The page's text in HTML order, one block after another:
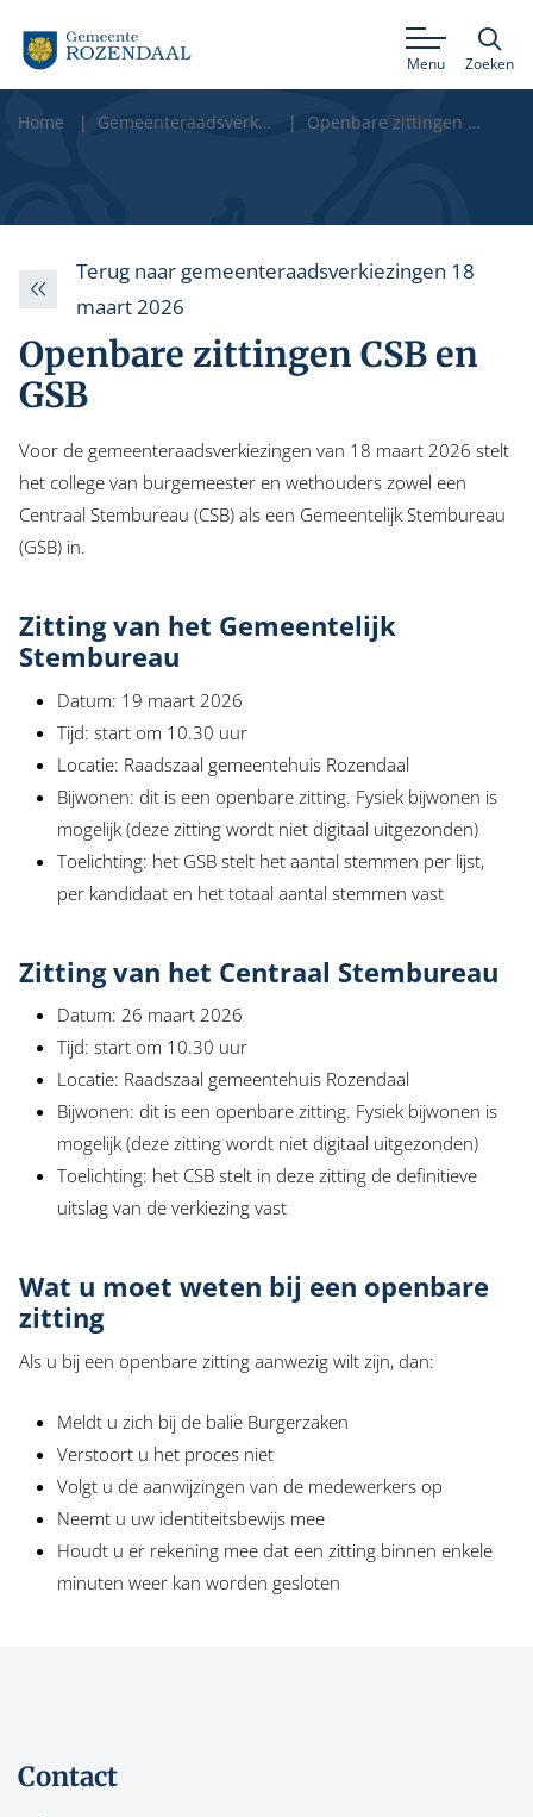
Menu Zoeken
Home Gemeenteraadsverkiezingen 18 maart 2026 Openbare zittingen CSB en GSB
Terug naar gemeenteraadsverkiezingen 18
maart 2026
Openbare zittingen CSB en
GSB
Voor de gemeenteraadsverkiezingen van 18 maart 2026 stelt
het college van burgemeester en wethouders zowel een
Centraal Stembureau (CSB) als een Gemeentelijk Stembureau
(GSB) in.
Zitting van het Gemeentelijk
Stembureau
Datum: 19 maart 2026
Tijd: start om 10.30 uur
Locatie: Raadszaal gemeentehuis Rozendaal
Bijwonen: dit is een openbare zitting. Fysiek bijwonen is
mogelijk (deze zitting wordt niet digitaal uitgezonden)
Toelichting: het GSB stelt het aantal stemmen per lijst,
per kandidaat en het totaal aantal stemmen vast
Zitting van het Centraal Stembureau
Datum: 26 maart 2026
Tijd: start om 10.30 uur
Locatie: Raadszaal gemeentehuis Rozendaal
Bijwonen: dit is een openbare zitting. Fysiek bijwonen is
mogelijk (deze zitting wordt niet digitaal uitgezonden)
Toelichting: het CSB stelt in deze zitting de definitieve
uitslag van de verkiezing vast
Wat u moet weten bij een openbare
zitting
Als u bij een openbare zitting aanwezig wilt zijn, dan:
Meldt u zich bij de balie Burgerzaken
Verstoort u het proces niet
Volgt u de aanwijzingen van de medewerkers op
Neemt u uw identiteitsbewijs mee
Houdt u er rekening mee dat een zitting binnen enkele
minuten weer kan worden gesloten
Contact